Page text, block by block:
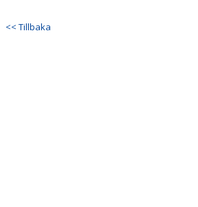
<< Tillbaka